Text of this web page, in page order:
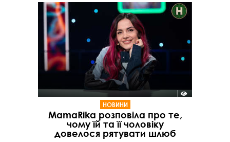
НОВИНИ
MamaRika розповіла про те,
чому їй та її чоловіку
довелося рятувати шлюб